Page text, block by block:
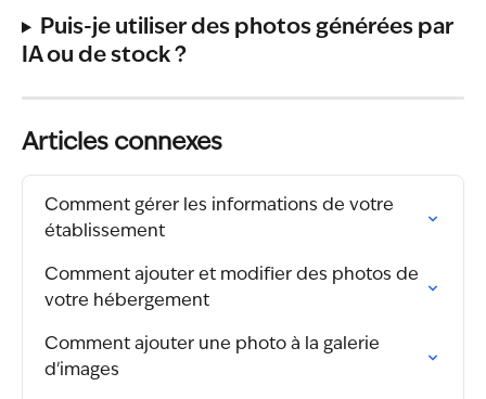
Puis-je utiliser des photos générées par
IA ou de stock ?
Articles connexes
Comment gérer les informations de votre
établissement
Comment ajouter et modifier des photos de
votre hébergement
Comment ajouter une photo à la galerie
d'images